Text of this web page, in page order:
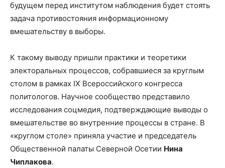
будущем перед институтом наблюдения будет стоять
задача противостояния информационному
вмешательству в выборы.
К такому выводу пришли практики и теоретики
электоральных процессов, собравшиеся за круглым
столом в рамках IX Всероссийского конгресса
политологов. Научное сообщество представило
исследования соцмедия, подтверждающие выводы о
вмешательстве во внутренние процессы в стране. В
«круглом столе» приняла участие и председатель
Общественной палаты Северной Осетии Нина
Чиплакова.